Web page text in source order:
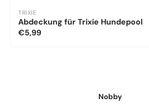
TRIXIE
Abdeckung für Trixie Hundepool
€5,99
Nobby